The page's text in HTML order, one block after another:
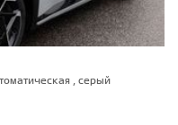
, серый